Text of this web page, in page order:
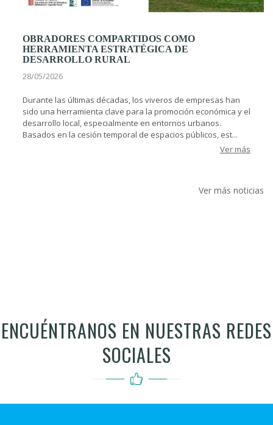
OBRADORES COMPARTIDOS COMO
HERRAMIENTA ESTRATÉGICA DE
DESARROLLO RURAL
28/05/2026
Durante las últimas décadas, los viveros de empresas han
sido una herramienta clave para la promoción económica y el
desarrollo local, especialmente en entornos urbanos.
Basados en la cesión temporal de espacios públicos, est...
Ver más
Ver más noticias
ENCUÉNTRANOS EN NUESTRAS REDES
SOCIALES